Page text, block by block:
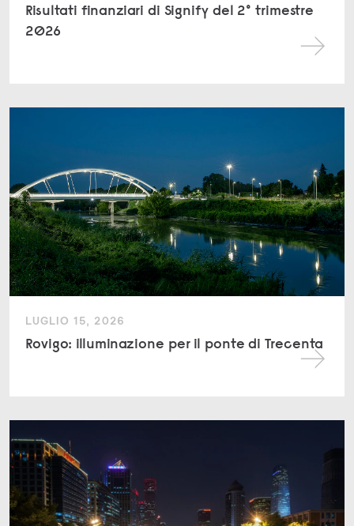
Risultati finanziari di Signify del 2° trimestre
2026
LUGLIO 15, 2026
Rovigo: illuminazione per il ponte di Trecenta